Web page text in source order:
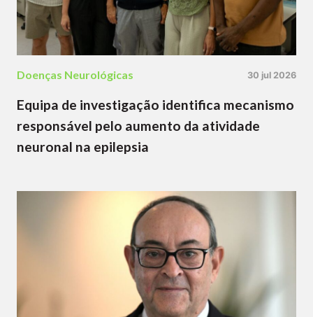
Doenças Neurológicas 30 jul 2026
Equipa de investigação identifica mecanismo
responsável pelo aumento da atividade
neuronal na epilepsia